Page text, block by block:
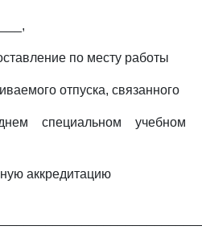
по месту работы
отпуска, связанного
специальном учебном
аккредитацию